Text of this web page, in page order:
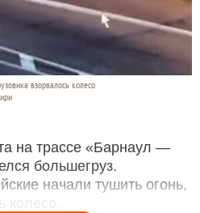
взорвалось колесо
на трассе «Барнаул —
большегруз.
начали тушить огонь,